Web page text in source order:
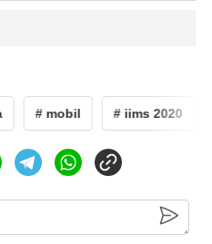
# mobil # iims 2020